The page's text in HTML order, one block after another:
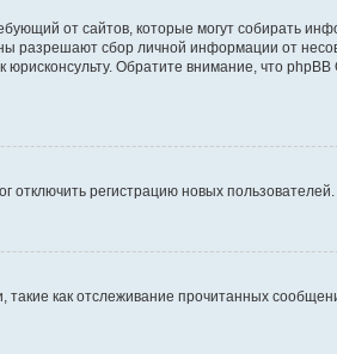
от сайтов, которые могут собирать
разрешают сбор личной информации от
Обратите внимание, что
отключить регистрацию новых
как отслеживание прочитанных